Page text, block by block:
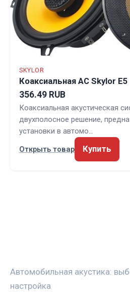
SKYLOR
Коаксиальная АС Skylor E5
356.49 RUB
Коаксиальная акустическая
двухполосное решение,
установки в автомо…
Открыть товар
Купить
Автомобильная акустика:
настройка